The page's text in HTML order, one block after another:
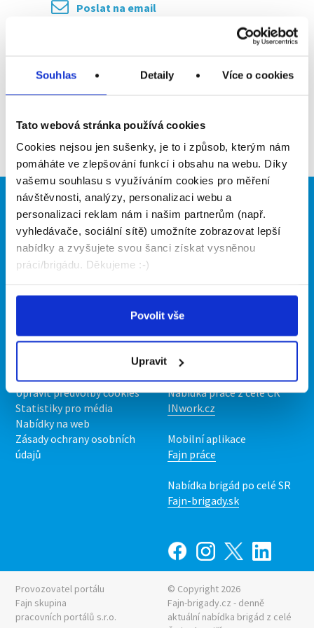
Souhlas Detaily Více o cookies
Tato webová stránka používá cookies
Cookies nejsou jen sušenky, je to i způsob, kterým nám
pomáháte ve zlepšování funkcí i obsahu na webu. Díky
vašemu souhlasu s využíváním cookies pro měření
návštěvnosti, analýzy, personalizaci webu a
personalizaci reklam nám i našim partnerům (např.
vyhledávače, sociální sítě) umožníte zobrazovat lepší
nabídky a zvyšujete svou šanci získat vysněnou
práci/brigádu. Děkujeme :-)
Povolit vše
Upravit
Poslat na email
Přidat do oblíbených
Zpět
Brigádníci
Články
Hledané brigády
Firmy
Vložit inzerát
Ceník
Kontakt
Podmínky
Upravit předvolby cookies
Statistiky pro média
Nabídky na web
Zásady ochrany osobních
údajů
Naše další projekty
Mobilní aplikace
Fajn brigády
Nabídka práce z celé ČR
INwork.cz
Mobilní aplikace
Fajn práce
Nabídka brigád po celé SR
Fajn-brigady.sk
Provozovatel portálu
Fajn skupina
pracovních portálů s.r.o.
© Copyright 2026
Fajn-brigady.cz - denně
aktuální nabídka brigád z celé